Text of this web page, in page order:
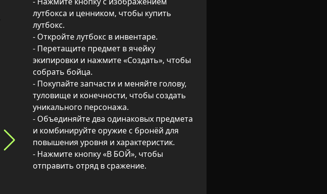
лутбокса и ценником, чтобы купить
лутбокс.
- Откройте лутбокс в инвентаре.
- Перетащите предмет в ячейку
экипировки и нажмите «Создать», чтобы
собрать бойца.
- Покупайте запчасти и меняйте голову,
туловище и конечности, чтобы создать
уникального персонажа.
- Объединяйте два одинаковых предмета
и комбинируйте оружие с бронёй для
повышения уровня и характеристик.
- Нажмите кнопку «В БОЙ», чтобы
отправить отряд в сражение.